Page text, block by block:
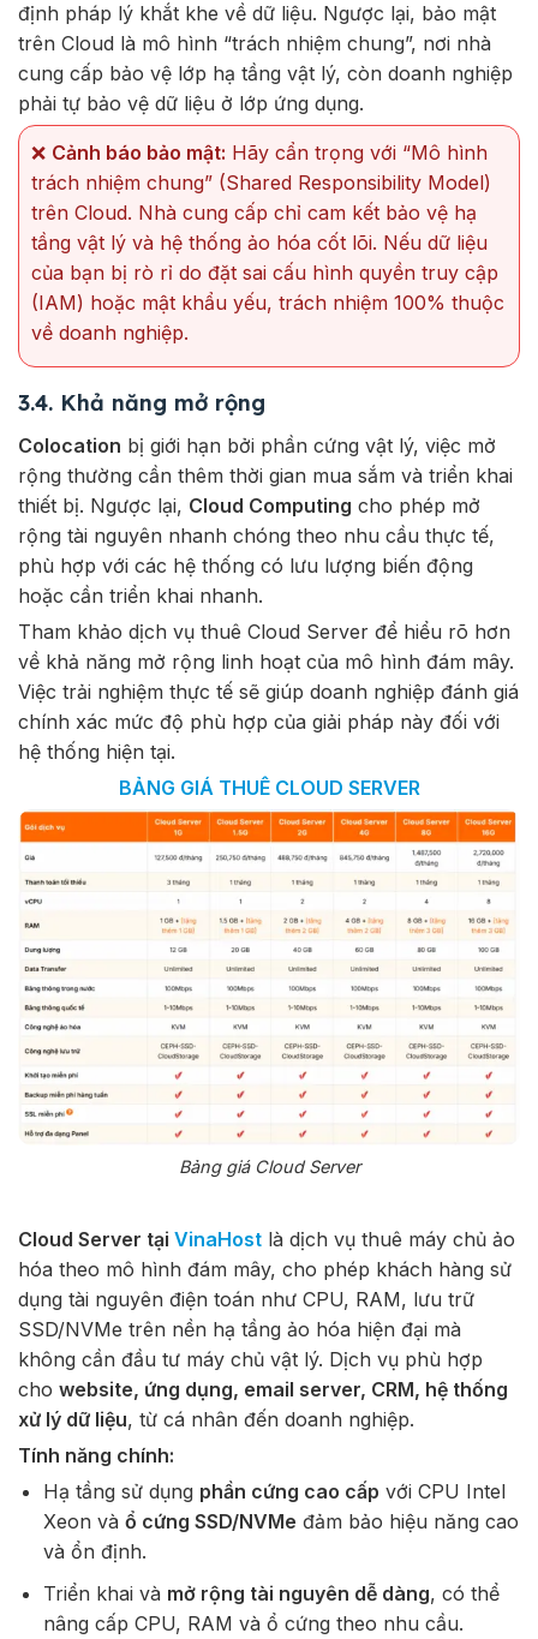
định pháp lý khắt khe về dữ liệu. Ngược lại, bảo mật
trên Cloud là mô hình “trách nhiệm chung”, nơi nhà
cung cấp bảo vệ lớp hạ tầng vật lý, còn doanh nghiệp
phải tự bảo vệ dữ liệu ở lớp ứng dụng.
❌ Cảnh báo bảo mật: Hãy cẩn trọng với “Mô hình
trách nhiệm chung” (Shared Responsibility Model)
trên Cloud. Nhà cung cấp chỉ cam kết bảo vệ hạ
tầng vật lý và hệ thống ảo hóa cốt lõi. Nếu dữ liệu
của bạn bị rò rỉ do đặt sai cấu hình quyền truy cập
(IAM) hoặc mật khẩu yếu, trách nhiệm 100% thuộc
về doanh nghiệp.
3.4. Khả năng mở rộng
Colocation bị giới hạn bởi phần cứng vật lý, việc mở
rộng thường cần thêm thời gian mua sắm và triển khai
thiết bị. Ngược lại, Cloud Computing cho phép mở
rộng tài nguyên nhanh chóng theo nhu cầu thực tế,
phù hợp với các hệ thống có lưu lượng biến động
hoặc cần triển khai nhanh.
Tham khảo dịch vụ thuê Cloud Server để hiểu rõ hơn
về khả năng mở rộng linh hoạt của mô hình đám mây.
Việc trải nghiệm thực tế sẽ giúp doanh nghiệp đánh giá
chính xác mức độ phù hợp của giải pháp này đối với
hệ thống hiện tại.
BẢNG GIÁ THUÊ CLOUD SERVER
Bảng giá Cloud Server
Cloud Server tại VinaHost là dịch vụ thuê máy chủ ảo
hóa theo mô hình đám mây, cho phép khách hàng sử
dụng tài nguyên điện toán như CPU, RAM, lưu trữ
SSD/NVMe trên nền hạ tầng ảo hóa hiện đại mà
không cần đầu tư máy chủ vật lý. Dịch vụ phù hợp
cho website, ứng dụng, email server, CRM, hệ thống
xử lý dữ liệu, từ cá nhân đến doanh nghiệp.
Tính năng chính:
Hạ tầng sử dụng phần cứng cao cấp với CPU Intel
Xeon và ổ cứng SSD/NVMe đảm bảo hiệu năng cao
và ổn định.
Triển khai và mở rộng tài nguyên dễ dàng, có thể
nâng cấp CPU, RAM và ổ cứng theo nhu cầu.